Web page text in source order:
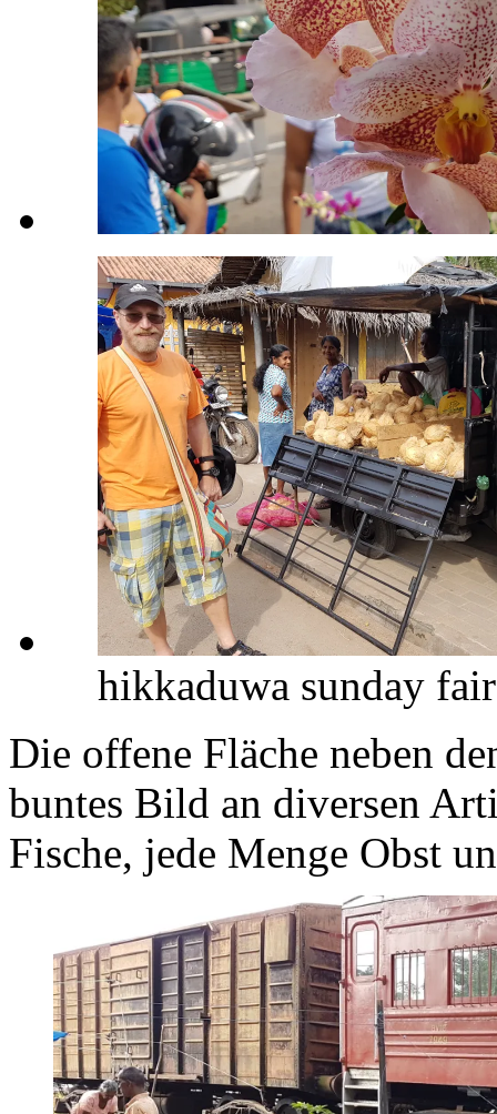
hikkaduwa sunday fair
Die offene Fläche neben
buntes Bild an diversen
Fische, jede Menge Obst